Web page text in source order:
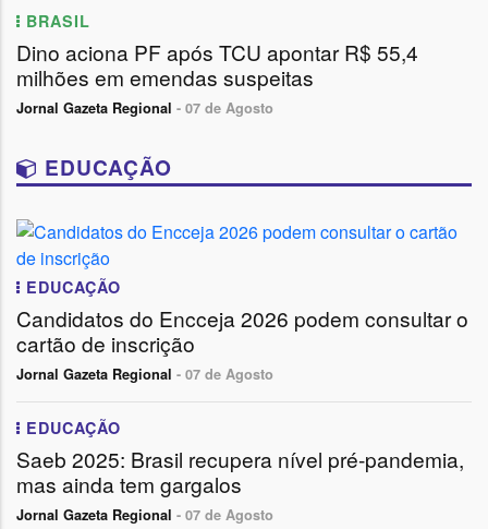
BRASIL
Dino aciona PF após TCU apontar R$ 55,4
milhões em emendas suspeitas
Jornal Gazeta Regional - 07 de Agosto
EDUCAÇÃO
EDUCAÇÃO
Candidatos do Encceja 2026 podem consultar o
cartão de inscrição
Jornal Gazeta Regional - 07 de Agosto
EDUCAÇÃO
Saeb 2025: Brasil recupera nível pré-pandemia,
mas ainda tem gargalos
Jornal Gazeta Regional - 07 de Agosto